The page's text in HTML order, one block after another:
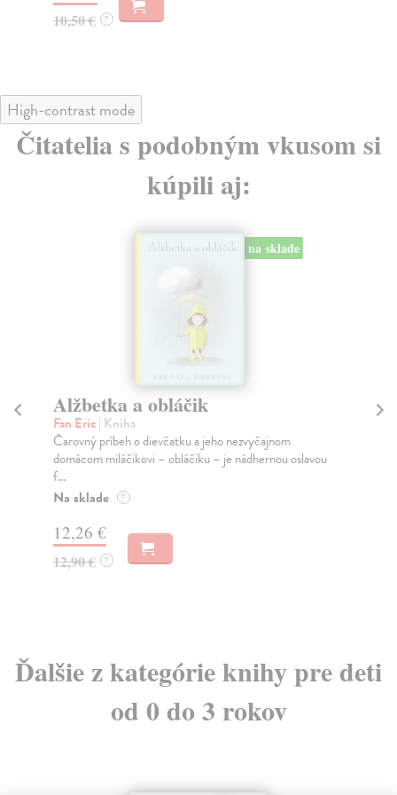
10,50 € ?
High-contrast mode
Čitatelia s podobným vkusom si
kúpili aj:
Nenásytná húsenička
Carle Eric| Kniha
Eric Carle je jedným z najuznávanejších autorov
súčasnej detskej literatúry a jeho príbeh Nenásytnej...
Na sklade
10,50 € ?
Ďalšie z kategórie knihy pre deti
od 0 do 3 rokov